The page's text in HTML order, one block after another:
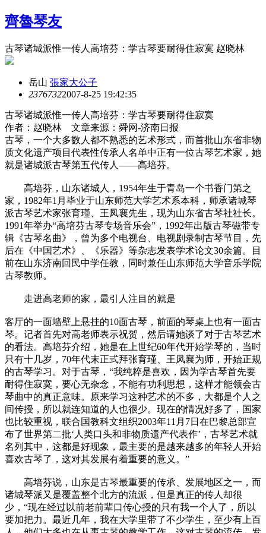
齊魯琴友
古琴诸城派惟一传人高培芬：学古琴要耐得住寂寞 赵晓林
岳山 張家大公子
23767322007-8-25 19:42:35
古琴诸城派惟一传人高培芬：学古琴要耐得住寂寞
作者：赵晓林 文章来源：舜网-济南日报
古琴，一个大多数人都不熟悉的艺术形式，而首批山东省非物
质文化遗产项目代表性传承人名单中正有一位古琴艺术家，她
就是诸城派古琴第五代传人——高培芬。
高培芬，山东诸城人，1954年生于青岛一个书香门第之
家，1982年1月毕业于山东师范大学艺术系本科，师承诸城琴
派古琴艺术家张育瑾、王凤襄先生，现为山东省古琴社社长。
1991年举办“高培芬古琴专场音乐会”，1992年出版古琴磁带专
辑《古琴名曲》，曾为多个电视台、电视剧录制古琴节目，先
后在《中国艺术》、《乐器》等杂志发表学术论文30余篇。目
前在山东济南回民中学任教，同时兼任山东师范大学音乐学院
古琴教师。
走进高老师的家，最引人注目的就是
客厅的一面墙壁上悬挂的10面古琴，前面的琴桌上也有一面古
琴。记者首先对高老师表示祝贺，然后请她谈了对于古琴艺术
的看法。高培芬介绍，她是在上世纪60年代开始学琴的，当时
只有十几岁，70年代末正式拜张育瑾、王凤襄为师，开始正规
的古琴学习。对于古琴，“我纯粹是喜欢，因为学古琴首先要
耐得住寂寞，要心无杂念，不能有功利思想，这样才能领会古
琴曲中的真正意味。原来学习这种艺术的不多，大都是个人之
间传授，所以就连知道的人也很少。现在的情况好多了，国家
也比较重视，联合国教科文组织2003年11月7日在巴黎总部宣
布了世界第二批‘人类口头和非物质遗产代表作’，古琴艺术就
名列其中，这都是好现象，最主要的是越来越多的年轻人开始
喜欢古琴了，这对其发展有着重要的意义。”
高培芬说，山东是古琴最重要的传承、发展地区之一，而
诸城琴派又是覆盖整个北方的流派，但是真正的传人却很
少，“现在经过以前老前辈口传心授的只有我一个人了，所以
要加把力。最近几年，我在大学里带了不少学生，至少有上百